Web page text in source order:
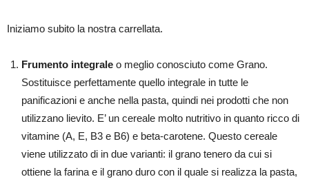
Iniziamo subito la nostra carrellata.
Frumento integrale o meglio conosciuto come Grano.
Sostituisce perfettamente quello integrale in tutte le
panificazioni e anche nella pasta, quindi nei prodotti che non
utilizzano lievito. E’ un cereale molto nutritivo in quanto ricco di
vitamine (A, E, B3 e B6) e beta-carotene. Questo cereale
viene utilizzato di in due varianti: il grano tenero da cui si
ottiene la farina e il grano duro con il quale si realizza la pasta,